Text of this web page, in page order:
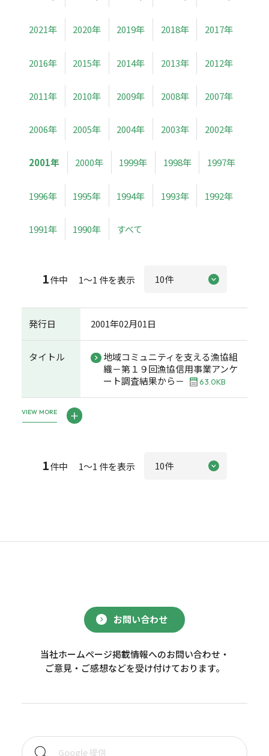
2021年 2020年 2019年 2018年 2017年
2016年 2015年 2014年 2013年 2012年
2011年 2010年 2009年 2008年 2007年
2006年 2005年 2004年 2003年 2002年
2001年 2000年 1999年 1998年 1997年
1996年 1995年 1994年 1993年 1992年
1991年 1990年 すべて
1件中 1～1 件を表示
発行日 2001年02月01日
タイトル
地域コミュニティを支える漁協組
織－第１９回漁協信用事業アンケ
ート調査結果から－
63.0KB
VIEW MORE
1件中 1～1 件を表示
お問い合わせ
当社ホームページ掲載情報へのお問い合わせ・
ご意見・ご感想などを受け付けております。